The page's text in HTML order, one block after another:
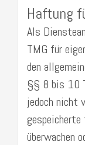
Haftung
Als
TMG für
den
§§ 8 bis 10
jedoch nicht
gespeicherte
überwachen